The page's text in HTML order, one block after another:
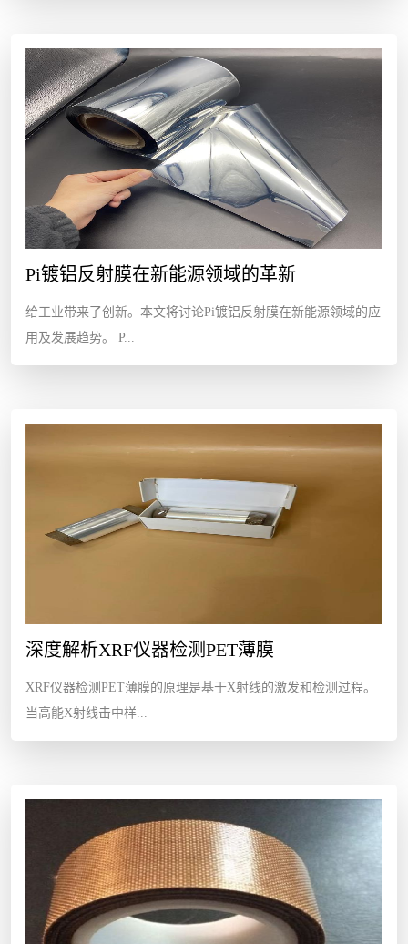
Pi镀铝反射膜在新能源领域的革新
给工业带来了创新。本文将讨论Pi镀铝反射膜在新能源领域的应
用及发展趋势。 P...
深度解析XRF仪器检测PET薄膜
XRF仪器检测PET薄膜​的原理是基于X射线的激发和检测过程。
当高能X射线击中样...